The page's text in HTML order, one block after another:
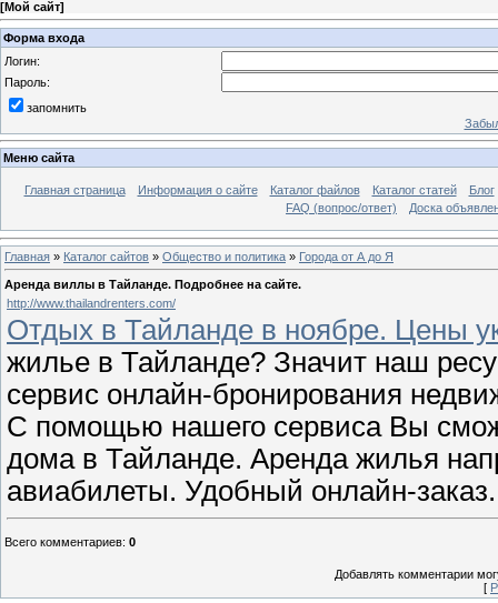
[Мой сайт]
Форма входа
Логин:
Пароль:
запомнить
Меню сайта
Главная страница Информация о сайте Каталог файлов Каталог статей
Блог
FAQ (вопрос/ответ)
Доска
Главная » Каталог сайтов » Общество и политика » Города от А до Я
Аренда виллы в Тайланде. Подробнее на сайте.
http://www.thailandrenters.com/
Отдых в Тайланде в ноябре. Цены
жилье в Тайланде? Значит наш
сервис онлайн-бронирования
С помощью нашего сервиса Вы
дома в Тайланде. Аренда жилья
авиабилеты. Удобный онлайн-
Всего комментариев: 0
Добавлять комментарии
[